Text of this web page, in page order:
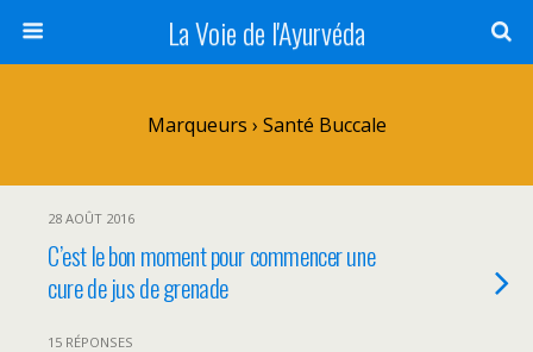
La Voie de l'Ayurvéda
Marqueurs › Santé Buccale
28 AOÛT 2016
C’est le bon moment pour commencer une
cure de jus de grenade
15 RÉPONSES